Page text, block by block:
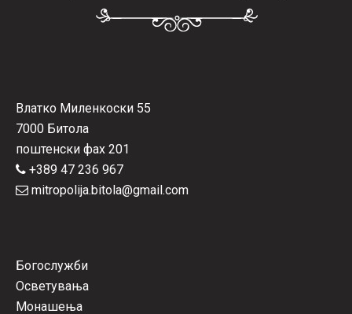
Влатко Миленкоски 55
7000 Битола
поштенски фах 201
+389 47 236 967
mitropolija.bitola@gmail.com
Богослужби
Осветувања
Монашења